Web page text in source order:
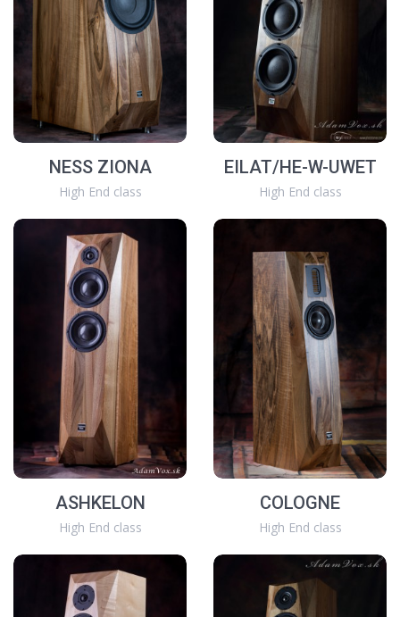
NESS ZIONA
High End class
EILAT/HE-W-UWET
High End class
ASHKELON
High End class
COLOGNE
High End class